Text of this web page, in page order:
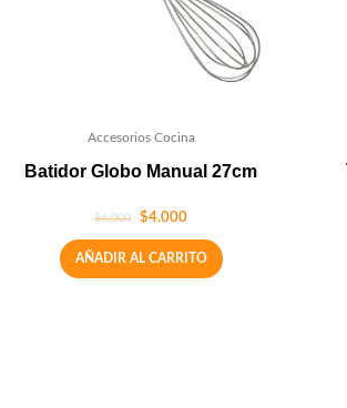
Accesorios Cocina
Batidor Globo Manual 27cm
$6.000 $4.000
AÑADIR AL CARRITO